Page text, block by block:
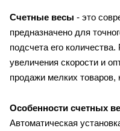
Счетные весы - это
предназначено для
подсчета его
увеличения скорости и
продажи мелких
Особенности счетных
Автоматическая